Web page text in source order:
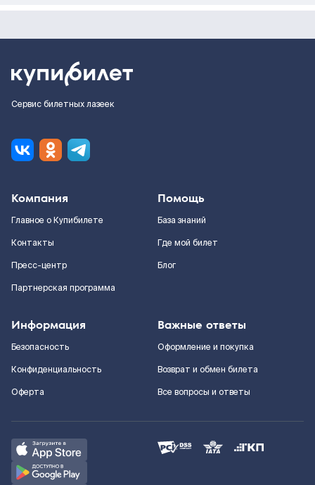
Сервис билетных лазеек
Компания
Главное о Купибилете
Контакты
Пресс-центр
Партнерская программа
Помощь
База знаний
Где мой билет
Блог
Информация
Безопасность
Конфиденциальность
Оферта
Важные ответы
Оформление и покупка
Возврат и обмен билета
Все вопросы и ответы